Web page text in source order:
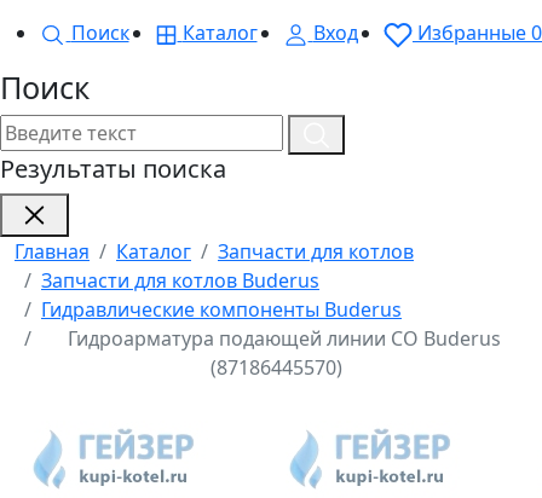
Поиск
Каталог Вход Избранные0
Поиск
Результаты поиска
Главная Каталог
Запчасти для котлов
Запчасти для котлов Buderus
Гидравлические компоненты Buderus
Гидроарматура подающей линии СО Buderus
(87186445570)